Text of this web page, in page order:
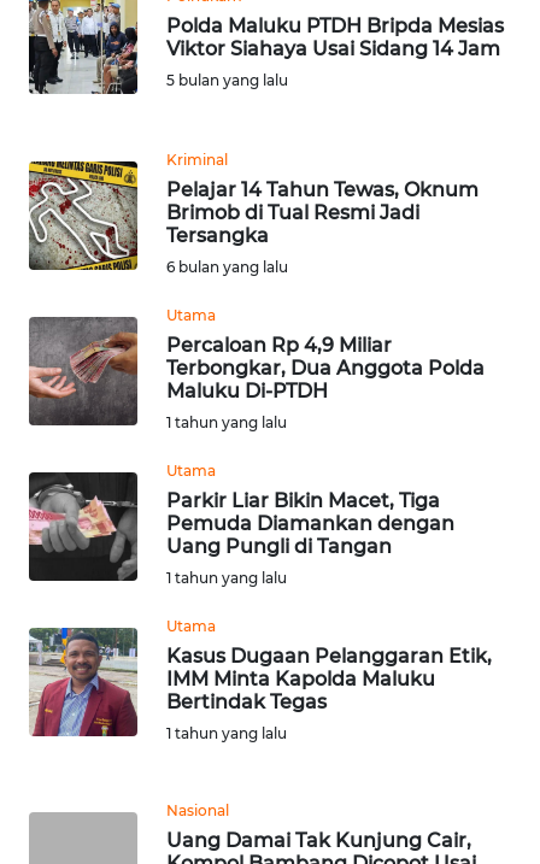
Polda Maluku PTDH Bripda Mesias
Viktor Siahaya Usai Sidang 14 Jam
5 bulan yang lalu
Kriminal
Pelajar 14 Tahun Tewas, Oknum
Brimob di Tual Resmi Jadi
Tersangka
6 bulan yang lalu
Utama
Percaloan Rp 4,9 Miliar
Terbongkar, Dua Anggota Polda
Maluku Di-PTDH
1 tahun yang lalu
Utama
Parkir Liar Bikin Macet, Tiga
Pemuda Diamankan dengan
Uang Pungli di Tangan
1 tahun yang lalu
Utama
Kasus Dugaan Pelanggaran Etik,
IMM Minta Kapolda Maluku
Bertindak Tegas
1 tahun yang lalu
Nasional
Uang Damai Tak Kunjung Cair,
PEDOMAN
MEDIA
SIBER
KARIR
Wahana
News
Regional
SUMUT
WN
WN
JABAR
WN
BANTEN